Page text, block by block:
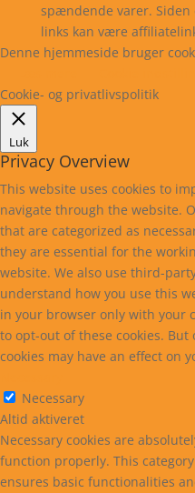
spændende varer.
links kan være
Denne hjemmeside bruger
Cookie- og privatlivspolitik
Luk
Privacy Overview
This website uses cookies to
navigate through the website.
that are categorized as
they are essential for the
website. We also use third-
understand how you use this
in your browser only with your
to opt-out of these cookies.
cookies may have an effect on
Necessary
Altid aktiveret
Necessary cookies are
function properly. This
ensures basic functionalities